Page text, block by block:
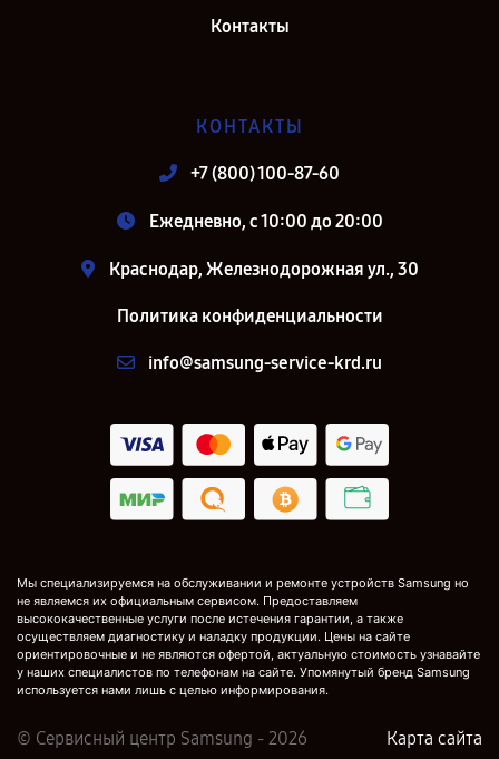
Контакты
КОНТАКТЫ
+7 (800) 100-87-60
Ежедневно, с 10:00 до 20:00
Краснодар, Железнодорожная ул., 30
Политика конфиденциальности
info@samsung-service-krd.ru
Мы специализируемся на обслуживании и ремонте устройств Samsung но
не являемся их официальным сервисом. Предоставляем
высококачественные услуги после истечения гарантии, а также
осуществляем диагностику и наладку продукции. Цены на сайте
ориентировочные и не являются офертой, актуальную стоимость узнавайте
у наших специалистов по телефонам на сайте. Упомянутый бренд Samsung
используется нами лишь с целью информирования.
© Сервисный центр Samsung - 2026 Карта сайта